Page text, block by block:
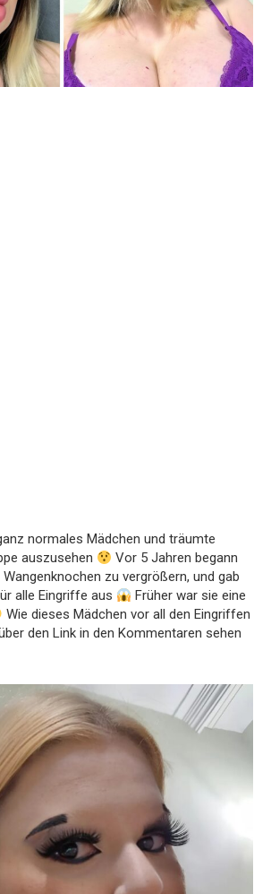
normales Mädchen und träumte
auszusehen
Vor 5 Jahren begann
zu vergrößern, und gab
alle Eingriffe aus
Früher war sie eine
Wie dieses Mädchen vor all den Eingriffen
den Link in den Kommentaren sehen